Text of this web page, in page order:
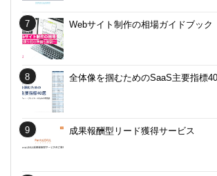
Webサイト制作の相場ガイドブック
全体像を掴むためのSaaS主要指標
成果報酬型リード獲得サービス